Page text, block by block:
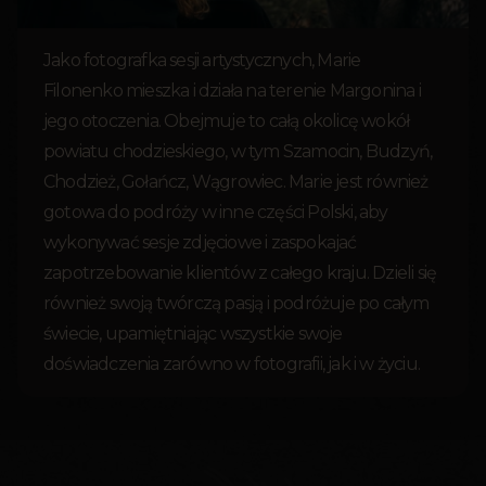
Jako fotografka sesji artystycznych, Marie
Filonenko mieszka i działa na terenie Margonina i
jego otoczenia. Obejmuje to całą okolicę wokół
powiatu chodzieskiego, w tym Szamocin, Budzyń,
Chodzież, Gołańcz, Wągrowiec. Marie jest również
gotowa do podróży w inne części Polski, aby
wykonywać sesje zdjęciowe i zaspokajać
zapotrzebowanie klientów z całego kraju. Dzieli się
również swoją twórczą pasją i podróżuje po całym
świecie, upamiętniając wszystkie swoje
doświadczenia zarówno w fotografii, jak i w życiu.